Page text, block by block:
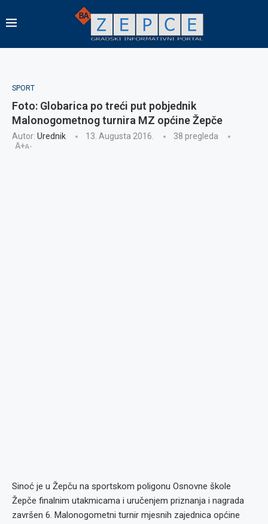
SPORT
Foto: Globarica po treći put pobjednik
Malonogometnog turnira MZ općine Žepče
Autor: Urednik 13. Augusta 2016. 38 pregleda
A+A-
Sinoć je u Žepču na sportskom poligonu Osnovne škole
Žepče finalnim utakmicama i uručenjem priznanja i nagrada
završen 6. Malonogometni turnir mjesnih zajednica općine